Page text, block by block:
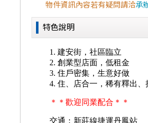
物件資訊內容若有疑問請洽承
特色說明